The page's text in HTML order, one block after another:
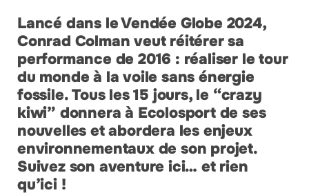
Lancé dans le Vendée Globe 2024,
Conrad Colman veut réitérer sa
performance de 2016 : réaliser le tour
du monde à la voile sans énergie
fossile. Tous les 15 jours, le “crazy
kiwi” donnera à Ecolosport de ses
nouvelles et abordera les enjeux
environnementaux de son projet.
Suivez son aventure ici… et rien
qu’ici !